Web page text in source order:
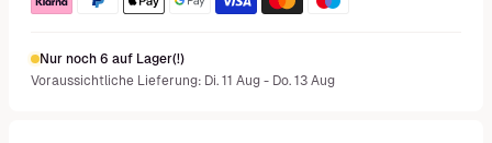
Nur noch 6 auf Lager(!)
Voraussichtliche Lieferung: Di. 11 Aug - Do. 13 Aug